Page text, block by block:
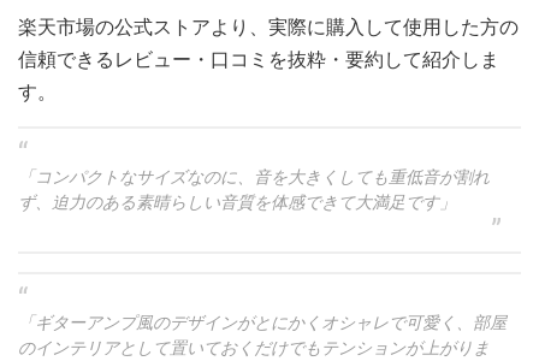
楽天市場の公式ストアより、実際に購入して使用した方の
信頼できるレビュー・口コミを抜粋・要約して紹介しま
す。
「コンパクトなサイズなのに、音を大きくしても重低音が割れ
ず、迫力のある素晴らしい音質を体感できて大満足です」
「ギターアンプ風のデザインがとにかくオシャレで可愛く、部屋
のインテリアとして置いておくだけでもテンションが上がりま